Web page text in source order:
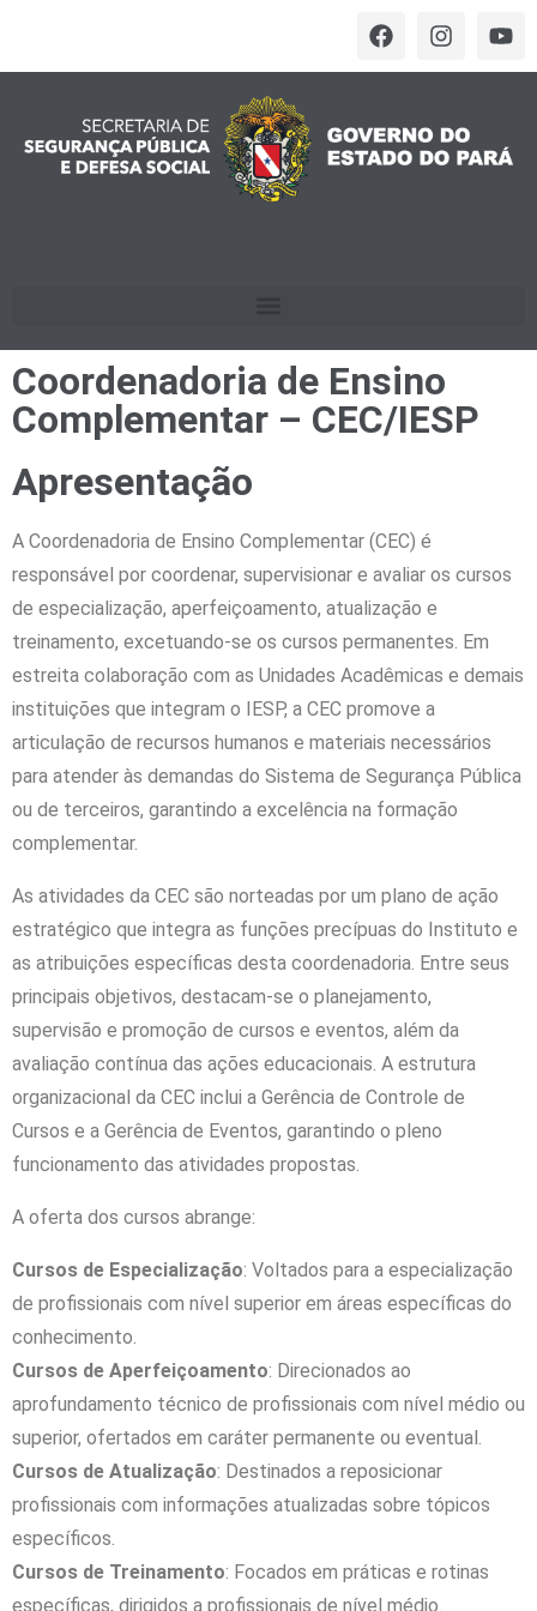
Coordenadoria de Ensino
Complementar – CEC/IESP
Apresentação
A Coordenadoria de Ensino Complementar (CEC) é
responsável por coordenar, supervisionar e avaliar os cursos
de especialização, aperfeiçoamento, atualização e
treinamento, excetuando-se os cursos permanentes. Em
estreita colaboração com as Unidades Acadêmicas e demais
instituições que integram o IESP, a CEC promove a
articulação de recursos humanos e materiais necessários
para atender às demandas do Sistema de Segurança Pública
ou de terceiros, garantindo a excelência na formação
complementar.
As atividades da CEC são norteadas por um plano de ação
estratégico que integra as funções precípuas do Instituto e
as atribuições específicas desta coordenadoria. Entre seus
principais objetivos, destacam-se o planejamento,
supervisão e promoção de cursos e eventos, além da
avaliação contínua das ações educacionais. A estrutura
organizacional da CEC inclui a Gerência de Controle de
Cursos e a Gerência de Eventos, garantindo o pleno
funcionamento das atividades propostas.
A oferta dos cursos abrange:
Cursos de Especialização: Voltados para a especialização
de profissionais com nível superior em áreas específicas do
conhecimento.
Cursos de Aperfeiçoamento: Direcionados ao
aprofundamento técnico de profissionais com nível médio ou
superior, ofertados em caráter permanente ou eventual.
Cursos de Atualização: Destinados a reposicionar
profissionais com informações atualizadas sobre tópicos
específicos.
Cursos de Treinamento: Focados em práticas e rotinas
específicas, dirigidos a profissionais de nível médio.